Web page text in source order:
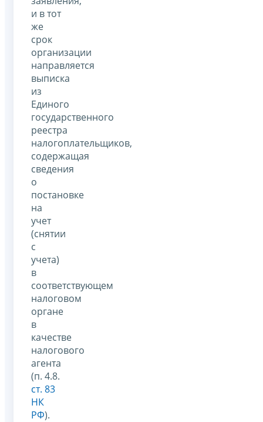
и в тот
же
срок
организации
направляется
выписка
из
Единого
государственного
реестра
налогоплательщиков,
содержащая
сведения
о
постановке
на
учет
(снятии
с
учета)
в
соответствующем
налоговом
органе
в
качестве
налогового
агента
(п. 4.8.
ст. 83
НК
РФ).